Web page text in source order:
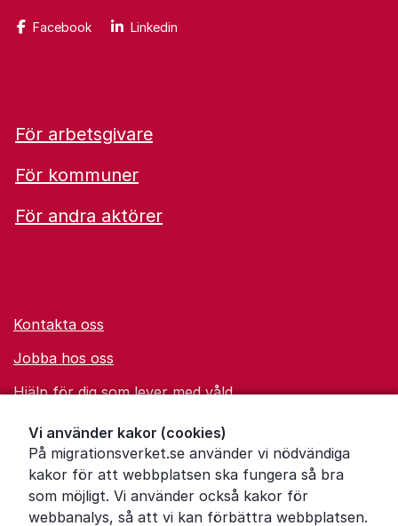
Vi använder kakor (cookies)
På migrationsverket.se använder vi nödvändiga
kakor för att webbplatsen ska fungera så bra
som möjligt. Vi använder också kakor för
webbanalys, så att vi kan förbättra webbplatsen.
Facebook Linkedin
För arbetsgivare
För kommuner
För andra aktörer
Kontakta oss
Jobba hos oss
Hjälp för dig som lever med våld
Ordförklaringar
Om Migrationsverket
Pressrum